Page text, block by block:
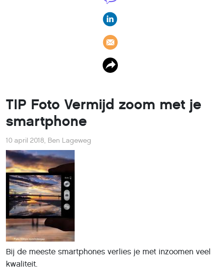
TIP Foto Vermijd zoom met je
smartphone
10 april 2018, Ben Lageweg
Bij de meeste smartphones verlies je met inzoomen veel
kwaliteit.